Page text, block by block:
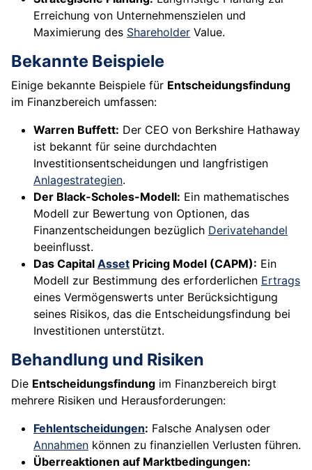
Erreichung von Unternehmenszielen und
Maximierung des Shareholder Value.
Bekannte Beispiele
Einige bekannte Beispiele für Entscheidungsfindung
im Finanzbereich umfassen:
Warren Buffett: Der CEO von Berkshire Hathaway
ist bekannt für seine durchdachten
Investitionsentscheidungen und langfristigen
Anlagestrategien.
Der Black-Scholes-Modell: Ein mathematisches
Modell zur Bewertung von Optionen, das
Finanzentscheidungen bezüglich Derivatehandel
beeinflusst.
Das Capital Asset Pricing Model (CAPM): Ein
Modell zur Bestimmung des erforderlichen Ertrags
eines Vermögenswerts unter Berücksichtigung
seines Risikos, das die Entscheidungsfindung bei
Investitionen unterstützt.
Behandlung und Risiken
Die Entscheidungsfindung im Finanzbereich birgt
mehrere Risiken und Herausforderungen:
Fehlentscheidungen: Falsche Analysen oder
Annahmen können zu finanziellen Verlusten führen.
Überreaktionen auf Marktbedingungen: